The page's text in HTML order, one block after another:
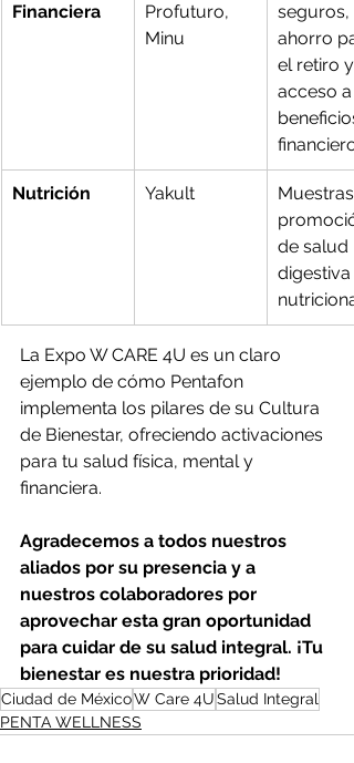
Financiera
Profuturo,
Minu
seguros,
ahorro
el retiro y
acceso a
beneficios
Nutrición Yakult
Muestras
de salud
digestiva
La Expo W CARE 4U es un claro
ejemplo de cómo Pentafon
implementa los pilares de su Cultura
de Bienestar, ofreciendo activaciones
para tu salud física, mental y
financiera.
Agradecemos a todos nuestros
aliados por su presencia y a
nuestros colaboradores por
aprovechar esta gran oportunidad
para cuidar de su salud integral. ¡Tu
bienestar es nuestra prioridad!
Ciudad de MéxicoW Care 4USalud Integral
PENTA WELLNESS